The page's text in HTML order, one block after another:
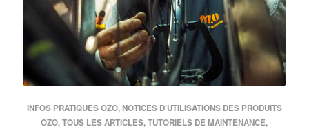
INFOS PRATIQUES OZO, NOTICES D’UTILISATIONS DES PRODUITS
OZO,TOUS LES ARTICLES,TUTORIELS DE MAINTENANCE,